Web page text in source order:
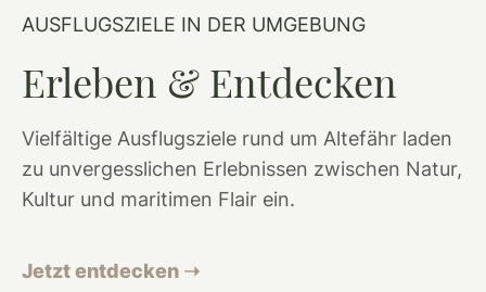
AUSFLUGSZIELE IN DER UMGEBUNG
Erleben & Entdecken
Vielfältige Ausflugsziele rund um Altefähr laden
zu unvergesslichen Erlebnissen zwischen Natur,
Kultur und maritimen Flair ein.
Jetzt entdecken ➝